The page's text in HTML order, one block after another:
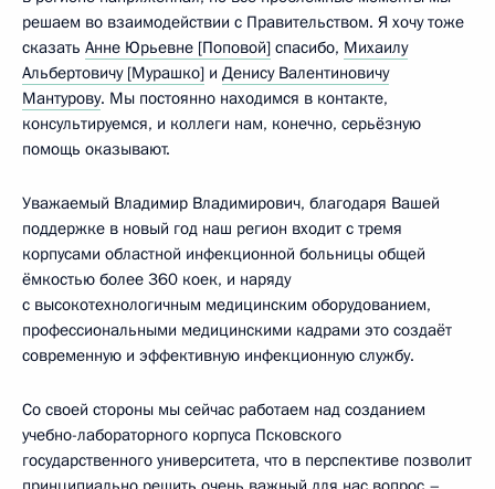
решаем во взаимодействии с Правительством. Я хочу тоже
сказать Анне Юрьевне [Поповой] спасибо, Михаилу
Альбертовичу [Мурашко] и Денису Валентиновичу
Мантурову. Мы постоянно находимся в контакте,
консультируемся, и коллеги нам, конечно, серьёзную
помощь оказывают.
Уважаемый Владимир Владимирович, благодаря Вашей
поддержке в новый год наш регион входит с тремя
корпусами областной инфекционной больницы общей
ёмкостью более 360 коек, и наряду
с высокотехнологичным медицинским оборудованием,
профессиональными медицинскими кадрами это создаёт
современную и эффективную инфекционную службу.
Со своей стороны мы сейчас работаем над созданием
учебно-лабораторного корпуса Псковского
государственного университета, что в перспективе позволит